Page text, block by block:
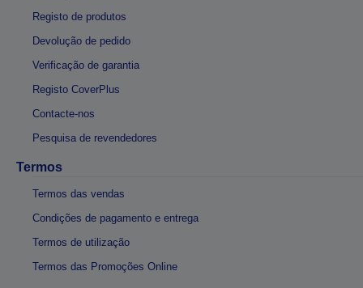
Registo de produtos
Devolução de pedido
Verificação de garantia
Registo CoverPlus
Contacte-nos
Pesquisa de revendedores
Termos
Termos das vendas
Condições de pagamento e entrega
Termos de utilização
Termos das Promoções Online